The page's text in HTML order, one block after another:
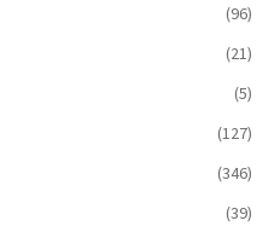
(96)
(21)
(5)
(127)
(346)
(39)